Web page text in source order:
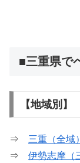
■三重県で
【地域別】
⇒ 三重（全域
⇒ 伊勢志摩（